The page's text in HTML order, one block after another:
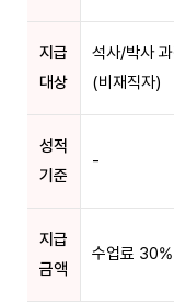
지급
대상
석사/박사
(비재직자)
성적
기준
-
지급
금액
수업료 30%